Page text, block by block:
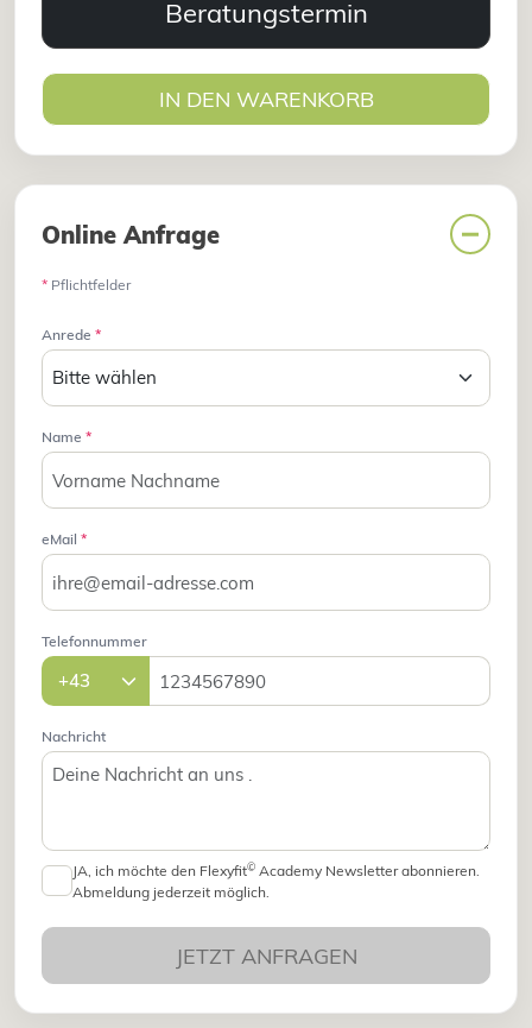
Beratungstermin
IN DEN WARENKORB
Online Anfrage
* Pflichtfelder
Anrede*
Name*
eMail*
Telefonnummer
Nachricht
JA, ich möchte den Flexyfit©Academy Newsletter abonnieren.
Abmeldung jederzeit möglich.
JETZT ANFRAGEN